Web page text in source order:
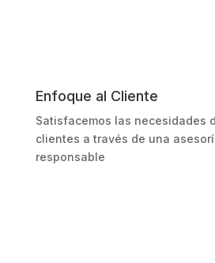
Enfoque al Cliente
Satisfacemos las necesidades
clientes a través de una
responsable